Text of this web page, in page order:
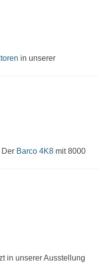
in unserer
Der Barco 4K8 mit 8000
in unserer Ausstellung